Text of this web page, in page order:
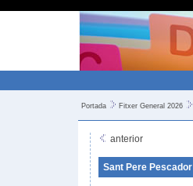
Portada Fitxer General 2026
anterior
Sant Pere Pescador